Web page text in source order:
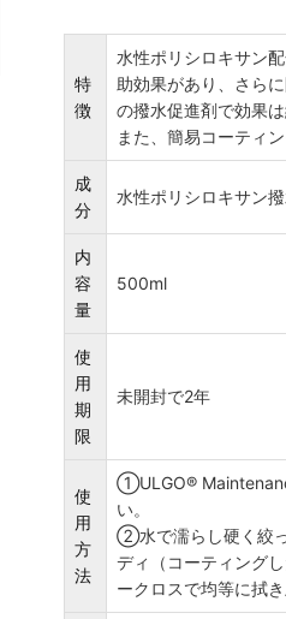
特
徴
水性ポリシロキサン
助効果があり、さら
の撥水促進剤で効果
また、簡易コーティ
成
分
水性ポリシロキサン
内
容
量
500ml
使
用
期
限
未開封で2年
使
用
方
法
①ULGO®
い。
②水で濡らし硬く絞
ディ（コーティング
ークロスで均等に拭き